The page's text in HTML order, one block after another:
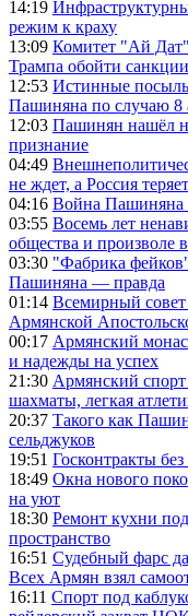
14:19
режим к краху
13:09 Комитет "Ай
Трампа обойти
12:53 Истинные
Пашиняна по случаю 8
12:03 Пашинян нашёл
признание
04:49
не ждет, а Россия
04:16 Война Пашиняна
03:55 Восемь лет
общества и произволе
03:30 "Фабрика
Пашиняна — правда
01:14 Всемирный
Армянской
00:17 Армянский
и надежды на успех
21:30 Армянский спорт
шахматы, легкая
20:37 Такого как
сельджуков
19:51 Госконтракты
18:49 Окна нового
на уют
18:30 Ремонт кухни
пространство
16:51 Судебный фарс
Всех Армян взял
16:11 Спорт под